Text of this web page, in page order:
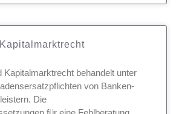
Kapitalmarktrecht behandelt unter
von Banken-
Die